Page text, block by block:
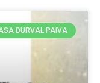
DURVAL PAIVA